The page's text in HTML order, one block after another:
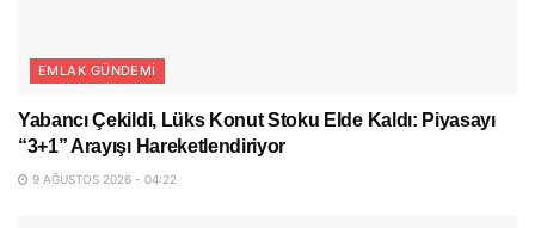
EMLAK GÜNDEMI
Yabancı Çekildi, Lüks Konut Stoku Elde Kaldı: Piyasayı
“3+1” Arayışı Hareketlendiriyor
9 AĞUSTOS 2026 - 04:22